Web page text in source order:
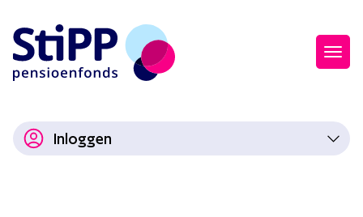
Inloggen